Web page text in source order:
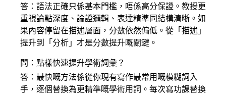
答：語法正確只係基本門檻，唔係高分保證。教授更
重視論點深度、論證邏輯、表達精準同結構清晰。如
果內容停留在描述層面，分數依然偏低。從「描述」
提升到「分析」才是分數提升嘅關鍵。
問：點樣快速提升學術詞彙？
答：最快嘅方法係從你現有寫作最常用嘅模糊詞入
手，逐個替換為更精準嘅學術用詞。每次寫功課替換